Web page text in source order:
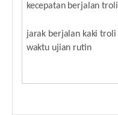
kecepatan berjalan troli
jarak berjalan kaki troli
waktu ujian rutin